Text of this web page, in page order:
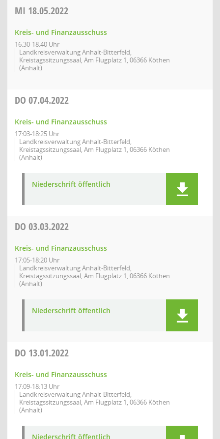
MI 18.05.2022
Kreis- und Finanzausschuss
16:30-18:40 Uhr
Landkreisverwaltung Anhalt-Bitterfeld,
Kreistagssitzungssaal, Am Flugplatz 1, 06366 Köthen
(Anhalt)
DO 07.04.2022
Kreis- und Finanzausschuss
17:03-18:25 Uhr
Landkreisverwaltung Anhalt-Bitterfeld,
Kreistagssitzungssaal, Am Flugplatz 1, 06366 Köthen
(Anhalt)
Niederschrift öffentlich
DO 03.03.2022
Kreis- und Finanzausschuss
17:05-18:20 Uhr
Landkreisverwaltung Anhalt-Bitterfeld,
Kreistagssitzungssaal, Am Flugplatz 1, 06366 Köthen
(Anhalt)
Niederschrift öffentlich
DO 13.01.2022
Kreis- und Finanzausschuss
17:09-18:13 Uhr
Landkreisverwaltung Anhalt-Bitterfeld,
Kreistagssitzungssaal, Am Flugplatz 1, 06366 Köthen
(Anhalt)
Niederschrift öffentlich